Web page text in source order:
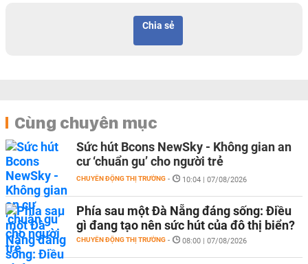
Chia sẻ
Cùng chuyên mục
Sức hút Bcons NewSky - Không gian an
cư ‘chuẩn gu’ cho người trẻ
CHUYỂN ĐỘNG THỊ TRƯỜNG - 10:04 | 07/08/2026
Phía sau một Đà Nẵng đáng sống: Điều
gì đang tạo nên sức hút của đô thị biển?
CHUYỂN ĐỘNG THỊ TRƯỜNG - 08:00 | 07/08/2026